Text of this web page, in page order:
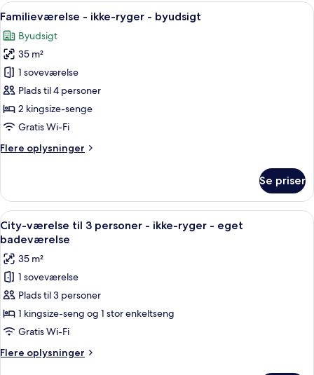
balkon
udsigt
til
flod
Indlæs
alle
billeder
af
Familieværelse
-
ikke-
ryger
byudsigt
Et moderne soveværelse med en
11
Familieværelse - ikke-ryger - byudsigt
Byudsigt
35 m²
1 soveværelse
Plads til 4 personer
2 kingsize-senge
Gratis Wi-Fi
Flere oplysninger
Flere
-
ikke-
ryger
-
Se priser
Indlæs
alle
billeder
af
City-
værelse
til
3
personer
-
Et moderne hotelværelse med en
6
City-værelse til 3 personer - ikke-ryger - eget
badeværelse
35 m²
1 soveværelse
Plads til 3 personer
1 kingsize-seng og 1 stor enkeltseng
Gratis Wi-Fi
Flere oplysninger
Flere